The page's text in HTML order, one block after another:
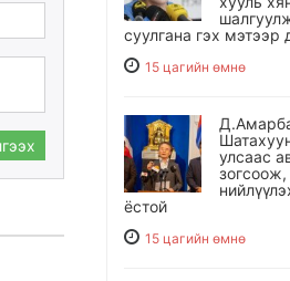
суулгана гэх мэтээр
15 цагийн өмнө
улсаас
ёстой
15 цагийн өмнө